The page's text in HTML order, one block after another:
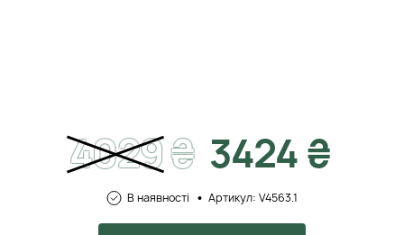
4029₴ 3424 ₴
В наявності Артикул: V4563.1